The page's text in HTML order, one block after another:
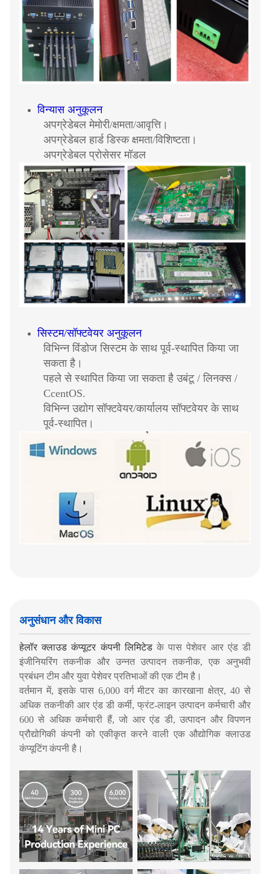
विन्यास अनुकूलन
अपग्रेडेबल मेमोरी/क्षमता/आवृत्ति।
अपग्रेडेबल हार्ड डिस्क क्षमता/विशिष्टता।
अपग्रेडेबल प्रोसेसर मॉडल
सिस्टम/सॉफ्टवेयर अनुकूलन
विभिन्न विंडोज सिस्टम के साथ पूर्व-स्थापित किया जा
सकता है।
पहले से स्थापित किया जा सकता है उबंटू / लिनक्स /
CcentOS.
विभिन्न उद्योग सॉफ्टवेयर/कार्यालय सॉफ्टवेयर के साथ
पूर्व-स्थापित।
अनुसंधान और विकास
हेलॉर क्लाउड कंप्यूटर कंपनी लिमिटेडके पास पेशेवर आर एंड डी
इंजीनियरिंग तकनीक और उन्नत उत्पादन तकनीक, एक अनुभवी
प्रबंधन टीम और युवा पेशेवर प्रतिभाओं की एक टीम है।
वर्तमान में, इसके पास 6,000 वर्ग मीटर का कारखाना क्षेत्र, 40 से
अधिक तकनीकी आर एंड डी कर्मी, फ्रंट-लाइन उत्पादन कर्मचारी और
600 से अधिक कर्मचारी हैं, जो आर एंड डी, उत्पादन और विपणन
प्रौद्योगिकी कंपनी को एकीकृत करने वाली एक औद्योगिक क्लाउड
कंप्यूटिंग कंपनी है।